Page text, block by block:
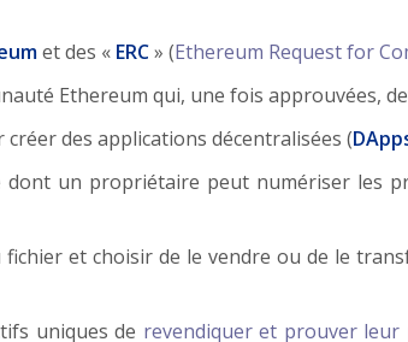
et des « ERC» (Ethereum Request for
Ethereum qui, une fois approuvées,
des applications décentralisées (
dont un propriétaire peut numériser les
et choisir de le vendre ou de le
uniques de revendiquer et prouver leur